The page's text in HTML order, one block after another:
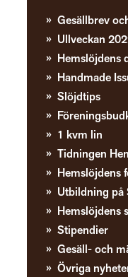
Gesällbrev
Ullveckan
Hemslöjdens
Handmade
Slöjdtips
1 kvm lin
Tidningen
Hemslöjdens
Utbildning på
Hemslöjdens
Stipendier
Gesäll- och
Övriga